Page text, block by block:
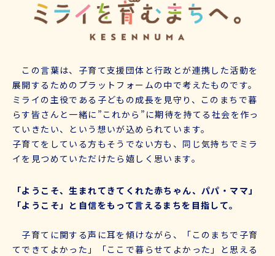
この言葉は、子育て支援団体と行政とが連携した活動を
展開するためのプラットフォームの中で考えたものです。
ミライの主役である子どもの成長を見守り、このまちで暮
らす皆さんと一緒に”これから”に期待を持てる社会を作っ
ていきたい、という想いが込められています。
子育てをしている方もそうでない方も、同じ気持ちでミラ
イを見つめていただけたら嬉しく思います。
「ようこそ、生まれてきてくれた赤ちゃん、パパ・ママ」
「ようこそ」と自信をもって言えるまちを目指して。
子育てに関する声に耳を傾けながら、「このまちで子育
てできてよかった」「ここで暮らせてよかった」と思える